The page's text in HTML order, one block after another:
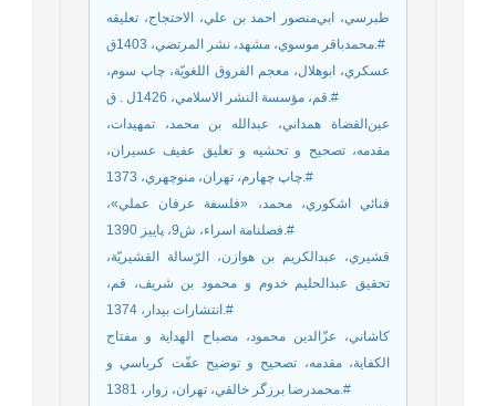
طبرسي، ابي‌منصور احمد بن علي، الاحتجاج، تعليقه
محمدباقر موسوي، مشهد، نشر المرتضي، 1403ق.#
عسكري، ابوهلال، معجم الفروق اللغويّة، چاپ سوم،
قم، مؤسسة النشر الاسلامي، 1426ل . ق.#
عين‌القضاة همداني، عبدالله بن محمد، تمهيدات،
مقدمه، تصحيح و تحشيه و تعليق عفيف عسيران،
چاپ چهارم، تهران، منوچهري، 1373.#
فنائي اشكوري، محمد، «فلسفة عرفان عملي»،
فصلنامة اسراء، ش9، پاييز 1390.#
قشيري، عبدالكريم بن هوازن، الرّسالة القشيريّة،
تحقيق عبدالحليم خدوم و محمود بن شريف، قم،
انتشارات بيدار، 1374.#
كاشاني، عزّالدين محمود، مصباح الهداية و مفتاح
الكفاية، مقدمه، تصحيح و توضيح عفّت كرباسي و
محمدرضا برزگر خالقي، تهران، زوار، 1381.#